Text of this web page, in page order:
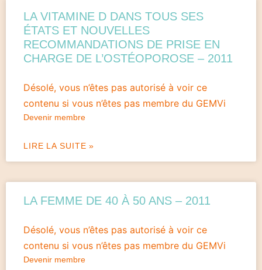
LA VITAMINE D DANS TOUS SES
ÉTATS ET NOUVELLES
RECOMMANDATIONS DE PRISE EN
CHARGE DE L’OSTÉOPOROSE – 2011
Désolé, vous n’êtes pas autorisé à voir ce
contenu si vous n’êtes pas membre du GEMVi
Devenir membre
LIRE LA SUITE »
LA FEMME DE 40 À 50 ANS – 2011
Désolé, vous n’êtes pas autorisé à voir ce
contenu si vous n’êtes pas membre du GEMVi
Devenir membre